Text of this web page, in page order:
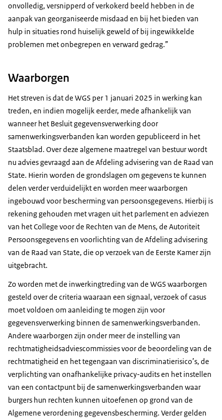
onvolledig, versnipperd of verkokerd beeld hebben in de
aanpak van georganiseerde misdaad en bij het bieden van
hulp in situaties rond huiselijk geweld of bij ingewikkelde
problemen met onbegrepen en verward gedrag.”
Waarborgen
Het streven is dat de WGS per 1 januari 2025 in werking kan
treden, en indien mogelijk eerder, mede afhankelijk van
wanneer het Besluit gegevensverwerking door
samenwerkingsverbanden kan worden gepubliceerd in het
Staatsblad. Over deze algemene maatregel van bestuur wordt
nu advies gevraagd aan de Afdeling advisering van de Raad van
State. Hierin worden de grondslagen om gegevens te kunnen
delen verder verduidelijkt en worden meer waarborgen
ingebouwd voor bescherming van persoonsgegevens. Hierbij is
rekening gehouden met vragen uit het parlement en adviezen
van het College voor de Rechten van de Mens, de Autoriteit
Persoonsgegevens en voorlichting van de Afdeling advisering
van de Raad van State, die op verzoek van de Eerste Kamer zijn
uitgebracht.
Zo worden met de inwerkingtreding van de WGS waarborgen
gesteld over de criteria waaraan een signaal, verzoek of casus
moet voldoen om aanleiding te mogen zijn voor
gegevensverwerking binnen de samenwerkingsverbanden.
Andere waarborgen zijn onder meer de instelling van
rechtmatigheidsadviescommissies voor de beoordeling van de
rechtmatigheid en het tegengaan van discriminatierisico’s, de
verplichting van onafhankelijke privacy-audits en het instellen
van een contactpunt bij de samenwerkingsverbanden waar
burgers hun rechten kunnen uitoefenen op grond van de
Algemene verordening gegevensbescherming. Verder gelden